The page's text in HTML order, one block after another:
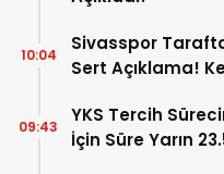
Sivasspor
Sert Açıklama!
10:04
YKS Tercih
İçin Süre Yarın
09:43